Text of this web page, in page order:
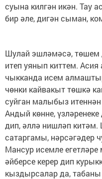
суына килгән икән. Тау
бир әле, дигән сыман,
Шулай эшләмәсә, төшем
итеп уянып киттем.
чыкканда исем
чөнки кайвакыт төшкә
суйган малыбыз
Андый көнне,
дип, әллә нишләп китәм.
сатаргамы, нәрсәгәдер
Мансур исемле
әйберсе керер дип
кыздырсалар да,